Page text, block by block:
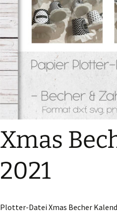
Sublimation
Lasercut-Dateien
Plotter-Dateien
eBooks
Freebies
Exklusiv Freebies
Accessories
Gewerbelizenzen
Xmas
2021
Plotter-Datei Xmas Becher